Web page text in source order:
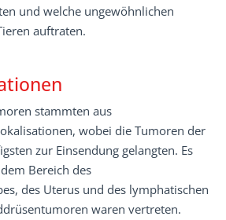
und welche ungewöhnlichen
auftraten.
stammten aus
wobei die Tumoren der
zur Einsendung gelangten. Es
Bereich des
des Uterus und des lymphatischen
waren vertreten.